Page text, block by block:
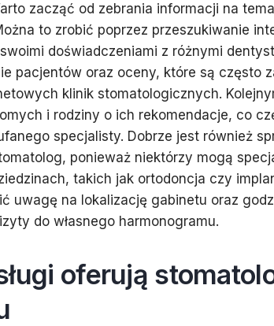
zacząć od zebrania informacji na
to zrobić poprzez przeszukiwanie
doświadczeniami z różnymi
pacjentów oraz oceny, które są często
klinik stomatologicznych.
i rodziny o ich rekomendacje, co
specjalisty. Dobrze jest również
ponieważ niektórzy mogą
takich jak ortodoncja czy
uwagę na lokalizację gabinetu oraz
do własnego harmonogramu.
oferują